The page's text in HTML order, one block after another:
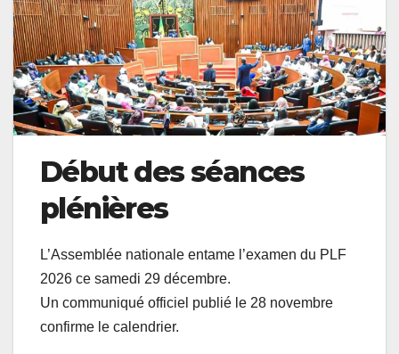
Début des séances
plénières
L’Assemblée nationale entame l’examen du PLF
2026 ce samedi 29 décembre.
Un communiqué officiel publié le 28 novembre
confirme le calendrier.